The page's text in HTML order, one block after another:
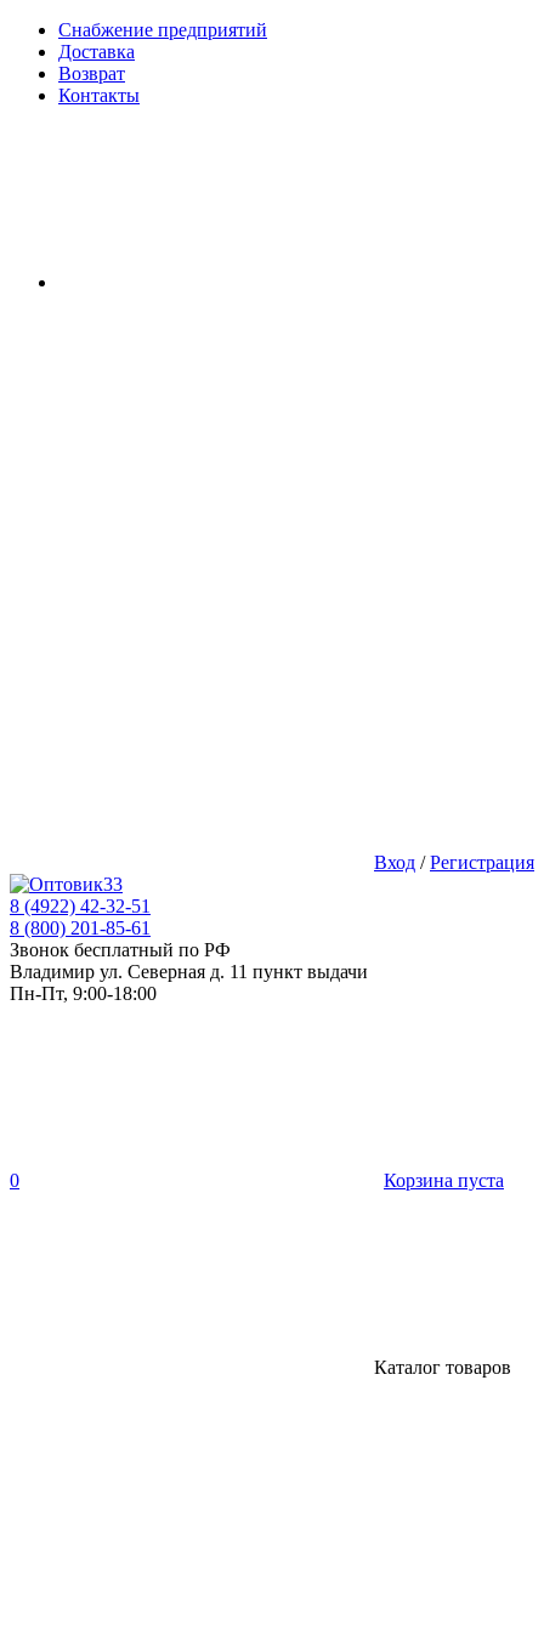
Снабжение предприятий
Доставка
Возврат
Контакты
Вход /Регистрация
8 (4922) 42-32-51
8 (800) 201-85-61
Звонок бесплатный по РФ
Владимир ул. Северная д. 11 пункт выдачи
Пн-Пт, 9:00-18:00
0 Корзина пуста
Каталог товаров